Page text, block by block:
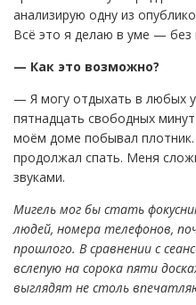
анализирую одну из
Всё это я делаю в уме — без
— Как это возможно?
— Я могу отдыхать в любых
пятнадцать свободных
моём доме побывал
продолжал спать. Меня
звуками.
Мигель мог бы стать
людей, номера телефонов,
прошлого. В сравнении с
вслепую на сорока пяти
выглядят не столь